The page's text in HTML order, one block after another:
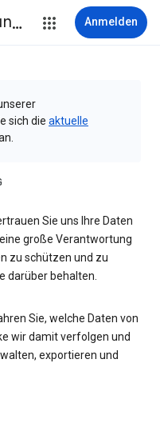
Datenschutzerklärung & Nutzungsbedingungen Anmelden
sich die aktuelle
Sie uns Ihre Daten
große Verantwortung
zu schützen und zu
darüber behalten.
Sie, welche Daten von
wir damit verfolgen und
exportieren und